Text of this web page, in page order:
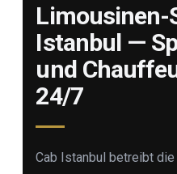
Limousinen-
Istanbul —
und
24/7
Cab Istanbul betreibt